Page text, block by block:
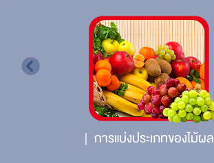
การแบ่งประเภทของไม้ผล